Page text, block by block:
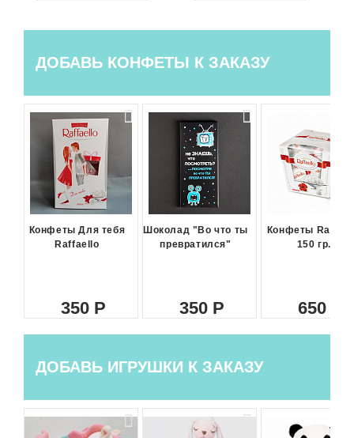
ДОБАВЬ КОНФЕТЫ К ЗАКАЗУ
Конфеты Для тебя
Raffaello
350
Шоколад "Во что ты
превратился"
350
Конфеты
150 гр.
650
ДОБАВЬ ИГРУШКИ К ЗАКАЗУ